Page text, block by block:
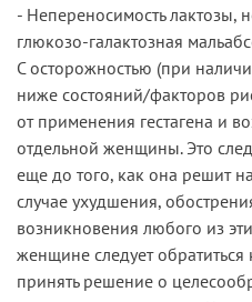
- Непереносимость лактозы,
глюкозо-галактозная
С осторожностью (при
ниже состояний/факторов
от применения гестагена и
отдельной женщины. Это
еще до того, как она решит
случае ухудшения,
возникновения любого из
женщине следует обратиться
принять решение о